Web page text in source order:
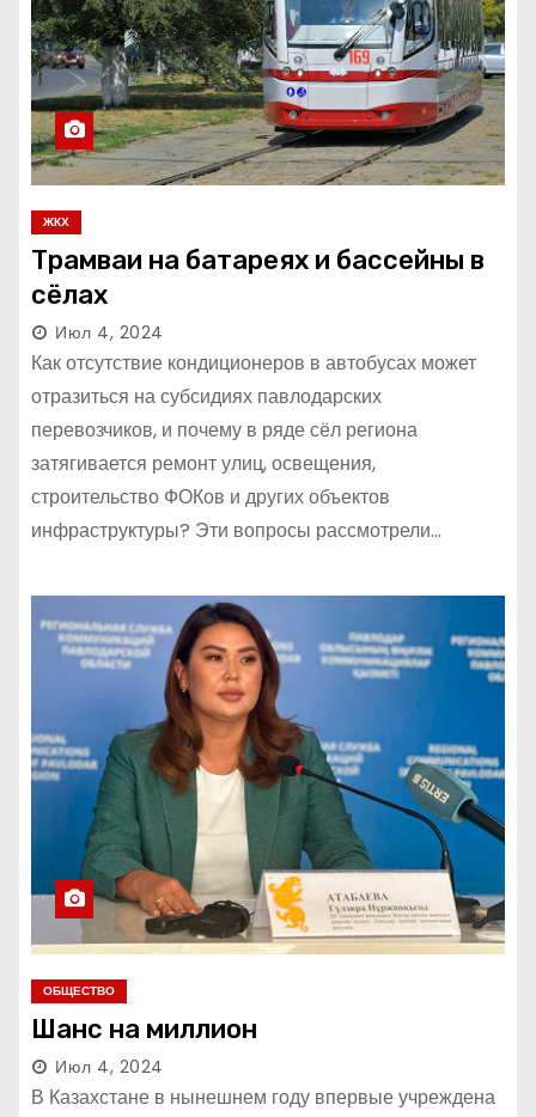
ЖКХ
Трамваи на батареях и бассейны в
сёлах
Июл 4, 2024
Как отсутствие кондиционеров в автобусах может
отразиться на субсидиях павлодарских
перевозчиков, и почему в ряде сёл региона
затягивается ремонт улиц, освещения,
строительство ФОКов и других объектов
инфраструктуры? Эти вопросы рассмотрели…
ОБЩЕСТВО
Шанс на миллион
Июл 4, 2024
В Казахстане в нынешнем году впервые учреждена